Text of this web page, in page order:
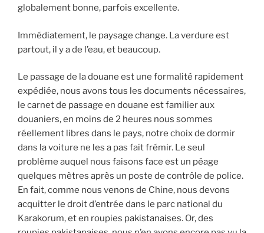
globalement bonne, parfois excellente.
Immédiatement, le paysage change. La verdure est
partout, il y a de l’eau, et beaucoup.
Le passage de la douane est une formalité rapidement
expédiée, nous avons tous les documents nécessaires,
le carnet de passage en douane est familier aux
douaniers, en moins de 2 heures nous sommes
réellement libres dans le pays, notre choix de dormir
dans la voiture ne les a pas fait frémir. Le seul
problème auquel nous faisons face est un péage
quelques mètres après un poste de contrôle de police.
En fait, comme nous venons de Chine, nous devons
acquitter le droit d’entrée dans le parc national du
Karakorum, et en roupies pakistanaises. Or, des